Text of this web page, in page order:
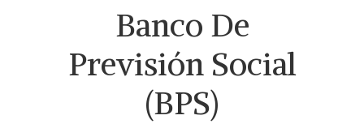
Banco De
Previsión Social
(BPS)